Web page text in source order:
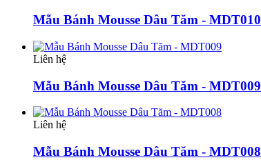
Mẫu Bánh Mousse Dâu Tăm - MDT010
Liên hệ
Mẫu Bánh Mousse Dâu Tăm - MDT009
Liên hệ
Mẫu Bánh Mousse Dâu Tăm - MDT008